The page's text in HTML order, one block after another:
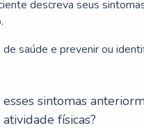
descreva seus
saúde e prevenir ou
sintomas
físicas?